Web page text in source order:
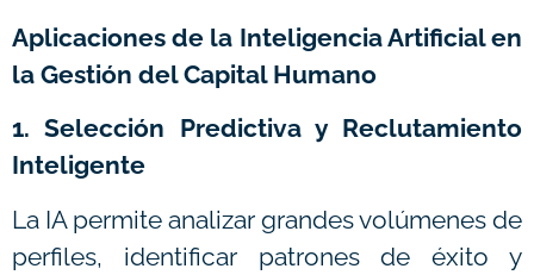
Aplicaciones de la Inteligencia Artificial en
la Gestión del Capital Humano
1. Selección Predictiva y Reclutamiento
Inteligente
La IA permite analizar grandes volúmenes de
perfiles, identificar patrones de éxito y